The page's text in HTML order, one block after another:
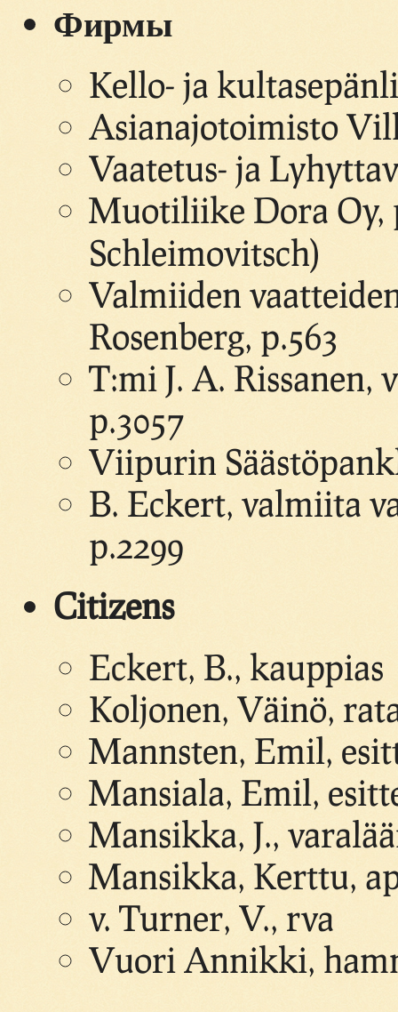
Фирмы
Kello- ja
Asianajotoimisto
Vaatetus- ja
Muotiliike Dora Oy,
Schleimovitsch)
Valmiiden
Rosenberg, p.563
T:mi J. A.
p.3057
Viipurin
B. Eckert, valmiita
p.2299
Citizens
Eckert, B., kauppias
Koljonen, Väinö,
Mannsten, Emil,
Mansiala, Emil,
Mansikka, J.,
Mansikka, Kerttu,
v. Turner, V., rva
Vuori Annikki,